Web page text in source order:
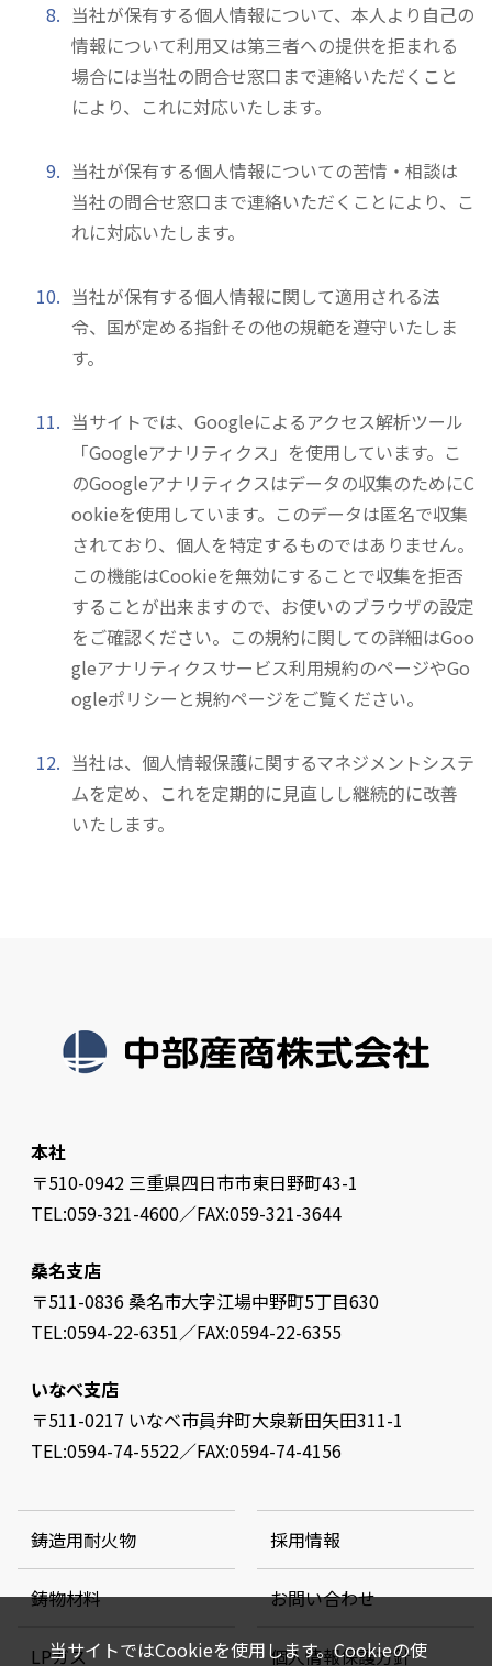
当サイトではCookieを使用します。Cookieの使
当社が保有する個人情報について、本人より自己の
情報について利用又は第三者への提供を拒まれる
場合には当社の問合せ窓口まで連絡いただくこと
により、これに対応いたします。
当社が保有する個人情報についての苦情・相談は
当社の問合せ窓口まで連絡いただくことにより、こ
れに対応いたします。
当社が保有する個人情報に関して適用される法
令、国が定める指針その他の規範を遵守いたしま
す。
当サイトでは、Googleによるアクセス解析ツール
「Googleアナリティクス」を使用しています。こ
のGoogleアナリティクスはデータの収集のためにC
ookieを使用しています。このデータは匿名で収集
されており、個人を特定するものではありません。
この機能はCookieを無効にすることで収集を拒否
することが出来ますので、お使いのブラウザの設定
をご確認ください。この規約に関しての詳細はGoo
gleアナリティクスサービス利用規約のページやGo
ogleポリシーと規約ページをご覧ください。
当社は、個人情報保護に関するマネジメントシステ
ムを定め、これを定期的に見直しし継続的に改善
いたします。
本社
〒510-0942 三重県四日市市東日野町43-1
TEL:059-321-4600／FAX:059-321-3644
桑名支店
〒511-0836 桑名市大字江場中野町5丁目630
TEL:0594-22-6351／FAX:0594-22-6355
いなべ支店
〒511-0217 いなべ市員弁町大泉新田矢田311-1
TEL:0594-74-5522／FAX:0594-74-4156
鋳造用耐火物 採用情報
鋳物材料 お問い合わせ
LPガス 個人情報保護方針